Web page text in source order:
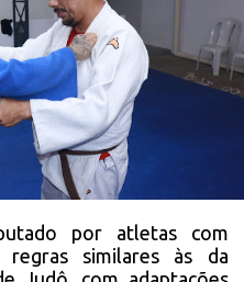
por atletas com
regras similares às da